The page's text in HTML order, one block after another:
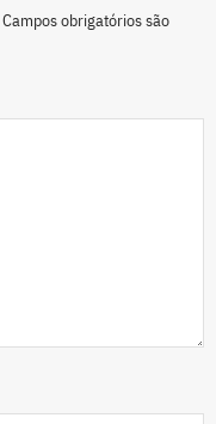
Campos obrigatórios são